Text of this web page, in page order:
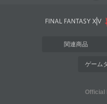
関連商品
ゲーム
Official